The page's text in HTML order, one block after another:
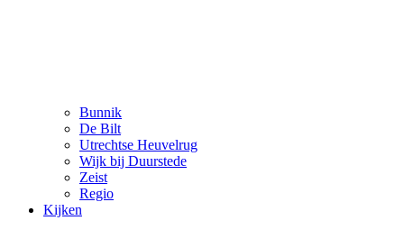
Bunnik
De Bilt
Utrechtse Heuvelrug
Wijk bij Duurstede
Zeist
Regio
Kijken